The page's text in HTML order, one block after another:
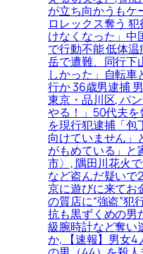
が立ち向かうもケ
ロレックス奪う
けなくなった」中
で行動不能 低体
岳で遭難、同行下
しかった」自転
行か 36歳男逮捕
東京・品川区, パ
やる！」50代夫
を現行犯逮捕「包
向けていません」
がもめている」と
市〉, 隅田川花火
など盗んだ疑いで
京に遊びに来てお
の質店に“強盗”犯
抗も黒ずくめの男
級腕時計など奪い
か, 【速報】男女